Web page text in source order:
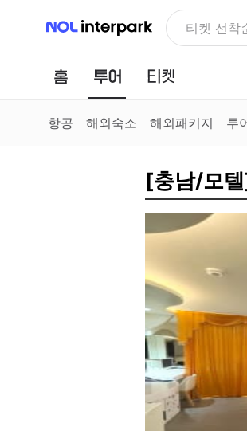
NOL 인터파크 NOLDAY,
홈 투어
항공 해외숙소 해외패키지 투
[충남/모